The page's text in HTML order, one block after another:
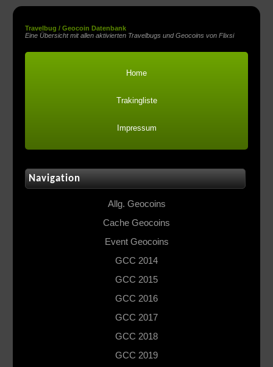
Travelbug / Geocoin Datenbank
Eine Übersicht mit allen aktivierten Travelbugs und Geocoins von Flixsi
Home
Trakingliste
Impressum
Navigation
Allg. Geocoins
Cache Geocoins
Event Geocoins
GCC 2014
GCC 2015
GCC 2016
GCC 2017
GCC 2018
GCC 2019